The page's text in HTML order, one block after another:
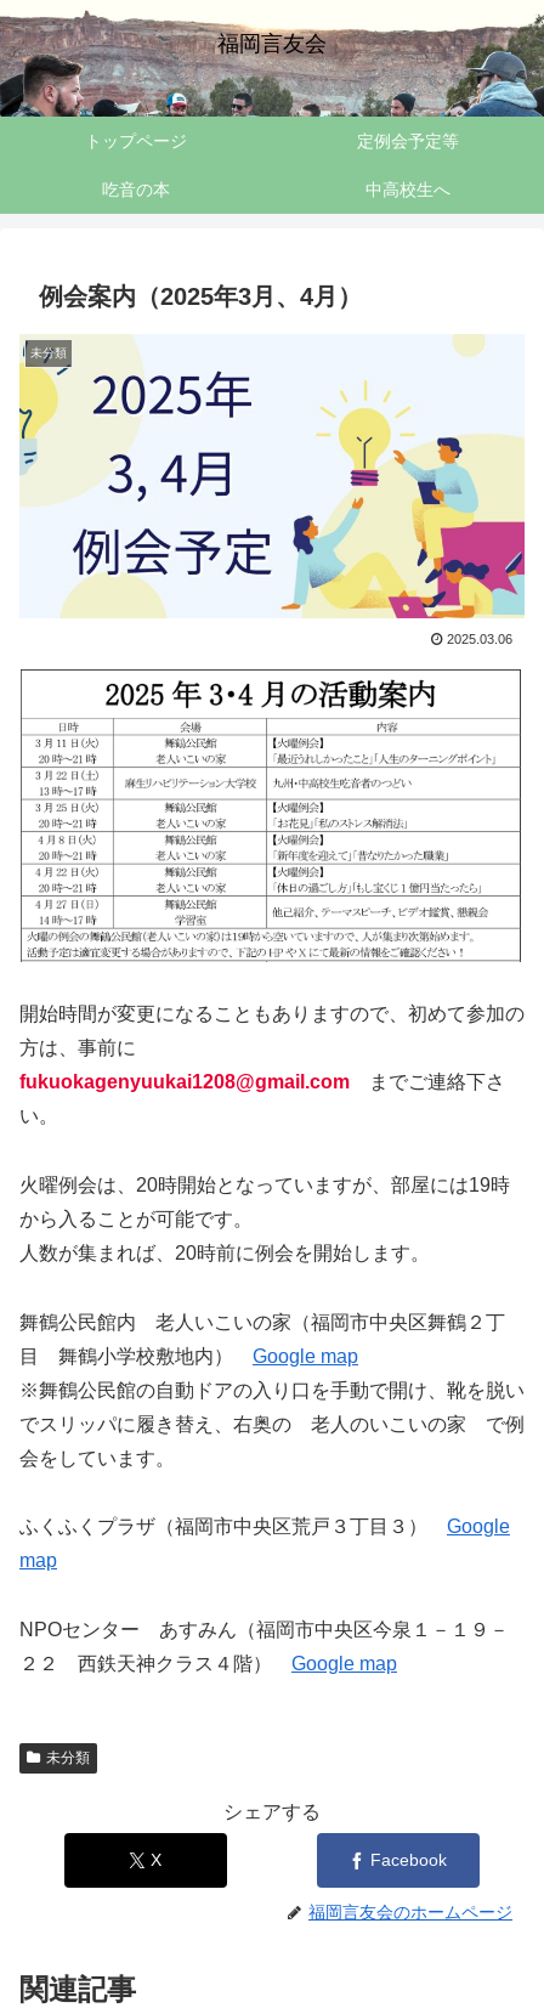
福岡言友会
トップページ 定例会予定等
吃音の本 中高校生へ
例会案内（2025年3月、4月）
未分類
2025.03.06
開始時間が変更になることもありますので、初めて参加の
方は、事前に
fukuokagenyuukai1208@gmail.com までご連絡下さ
い。
火曜例会は、20時開始となっていますが、部屋には19時
から入ることが可能です。
人数が集まれば、20時前に例会を開始します。
舞鶴公民館内 老人いこいの家（福岡市中央区舞鶴２丁
目 舞鶴小学校敷地内） Google map
※舞鶴公民館の自動ドアの入り口を手動で開け、靴を脱い
でスリッパに履き替え、右奥の 老人のいこいの家 で例
会をしています。
ふくふくプラザ（福岡市中央区荒戸３丁目３） Google
map
NPOセンター あすみん（福岡市中央区今泉１－１９－
２２ 西鉄天神クラス４階） Google map
未分類
シェアする
X Facebook
福岡言友会のホームページ
関連記事